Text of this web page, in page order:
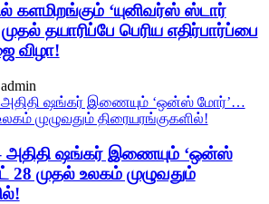
களமிறங்கும் ‘யுனிவர்ஸ் ஸ்டார்
தயாரிப்பே பெரிய எதிர்பார்ப்பை
விழா!
admin
அதிதி ஷங்கர் இணையும் ‘ஒன்ஸ்
முதல் உலகம் முழுவதும்